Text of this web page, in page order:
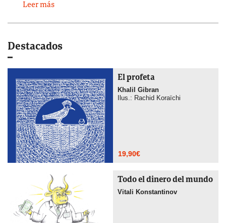
Leer más
Destacados
El profeta
Khalil Gibran
Ilus.: Rachid Koraïchi
19,90€
Todo el dinero del mundo
Vitali Konstantinov